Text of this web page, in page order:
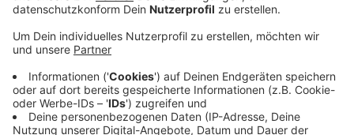
Bei ihrem Eintreffen stand ein Auto bereits in